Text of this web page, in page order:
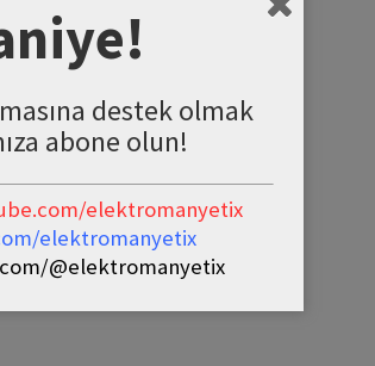
destek olmak
abone olun!
elektromanyetix
elektromanyetix
@elektromanyetix